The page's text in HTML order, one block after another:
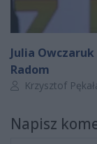
Julia Owczaruk
Radom
Autor artykułu:
Krzysztof
Napisz